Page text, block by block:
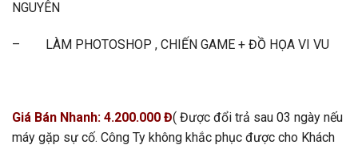
NGUYÊN
– LÀM PHOTOSHOP , CHIẾN GAME + ĐỒ HỌA VI VU
Giá Bán Nhanh: 4.200.000 Đ( Được đổi trả sau 03 ngày nếu
máy gặp sự cố. Công Ty không khắc phục được cho Khách